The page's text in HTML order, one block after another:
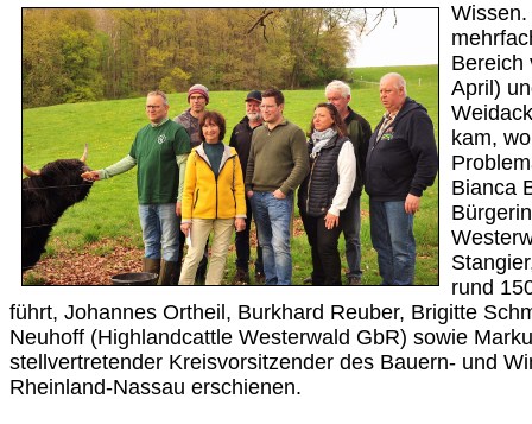
Bereich
April)
kam,
Bianca
rund
führt, Johannes Ortheil, Burkhard Reuber, Brigitte
Neuhoff (Highlandcattle Westerwald GbR) sowie
stellvertretender Kreisvorsitzender des Bauern- und
Rheinland-Nassau erschienen.